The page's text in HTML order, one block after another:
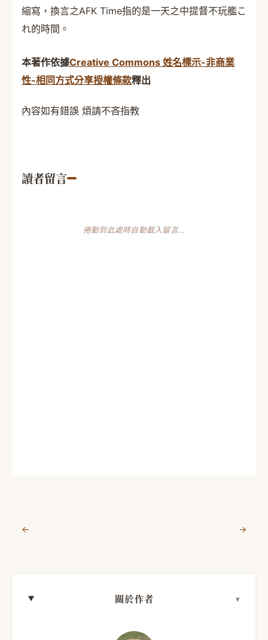
縮寫，換言之AFK Time指的是一天之中提督不玩艦こ
れ的時間。
本著作依據Creative Commons 姓名標示-非商業
性-相同方式分享授權條款釋出
內容如有錯誤 煩請不吝指教
讀者留言
捲動到此處時自動載入留言…
← →
關於作者